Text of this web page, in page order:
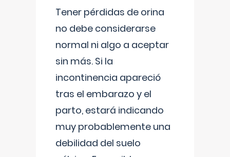
Tener pérdidas de orina
no debe considerarse
normal ni algo a aceptar
sin más. Si la
incontinencia apareció
tras el embarazo y el
parto, estará indicando
muy probablemente una
debilidad del suelo